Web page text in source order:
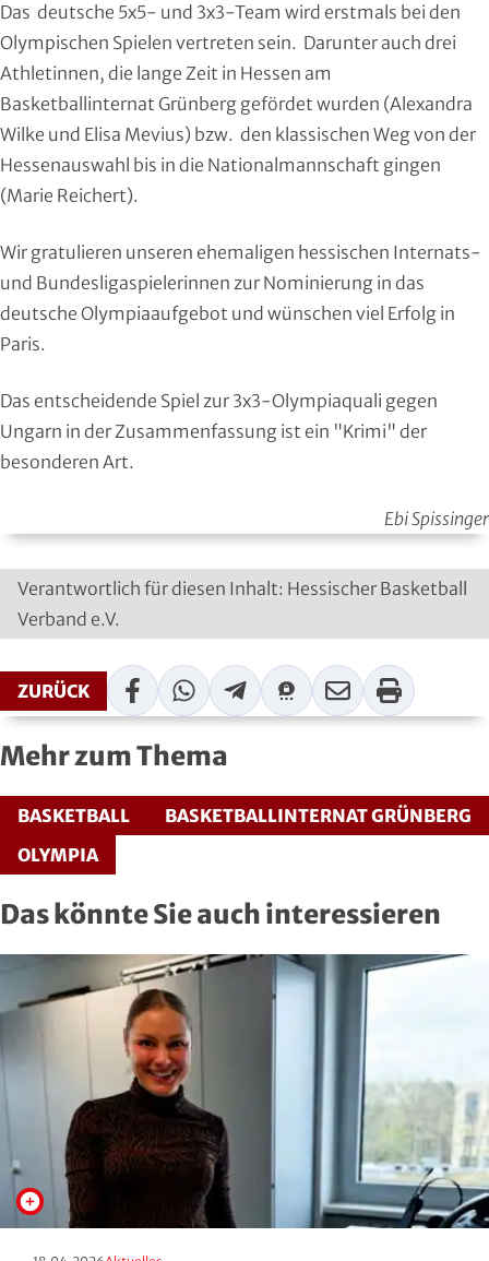
Das deutsche 5x5- und 3x3-Team wird erstmals bei den
Olympischen Spielen vertreten sein. Darunter auch drei
Athletinnen, die lange Zeit in Hessen am
Basketballinternat Grünberg gefördet wurden (Alexandra
Wilke und Elisa Mevius) bzw. den klassischen Weg von der
Hessenauswahl bis in die Nationalmannschaft gingen
(Marie Reichert).
Wir gratulieren unseren ehemaligen hessischen Internats-
und Bundesligaspielerinnen zur Nominierung in das
deutsche Olympiaaufgebot und wünschen viel Erfolg in
Paris.
Das entscheidende Spiel zur 3x3-Olympiaquali gegen
Ungarn in der Zusammenfassung ist ein "Krimi" der
besonderen Art.
Ebi Spissinger
Verantwortlich für diesen Inhalt: Hessischer Basketball
Verband e.V.
ZURÜCK FacebookWhatsAppTelegramThreema
Mail Print
Mehr zum Thema
BASKETBALL
BASKETBALLINTERNAT GRÜNBERG
OLYMPIA
Das könnte Sie auch interessieren
Kanu
Karate
Kegeln und Bowling
Leichtathletik
Luftsport
Motorbootsport
Pferdesport
Pétanque
Radsport
Rasenkraft- und Tauzieh-Sport
Ringen
Roll- und Inline-Sport
Rudern
Schwimmen
Segeln